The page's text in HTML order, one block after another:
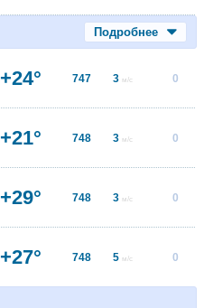
Подробнее
+24° 747 3 м/с 0
+21° 748 3 м/с 0
+29° 748 3 м/с 0
+27° 748 5 м/с 0